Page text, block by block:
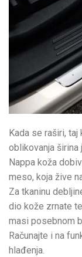
Kada se raširi,
oblikovanja širina
Nappa koža
meso, koja žive
Za tkaninu
dio kože zrnate
masi posebnom
Računajte i na
hlađenja.